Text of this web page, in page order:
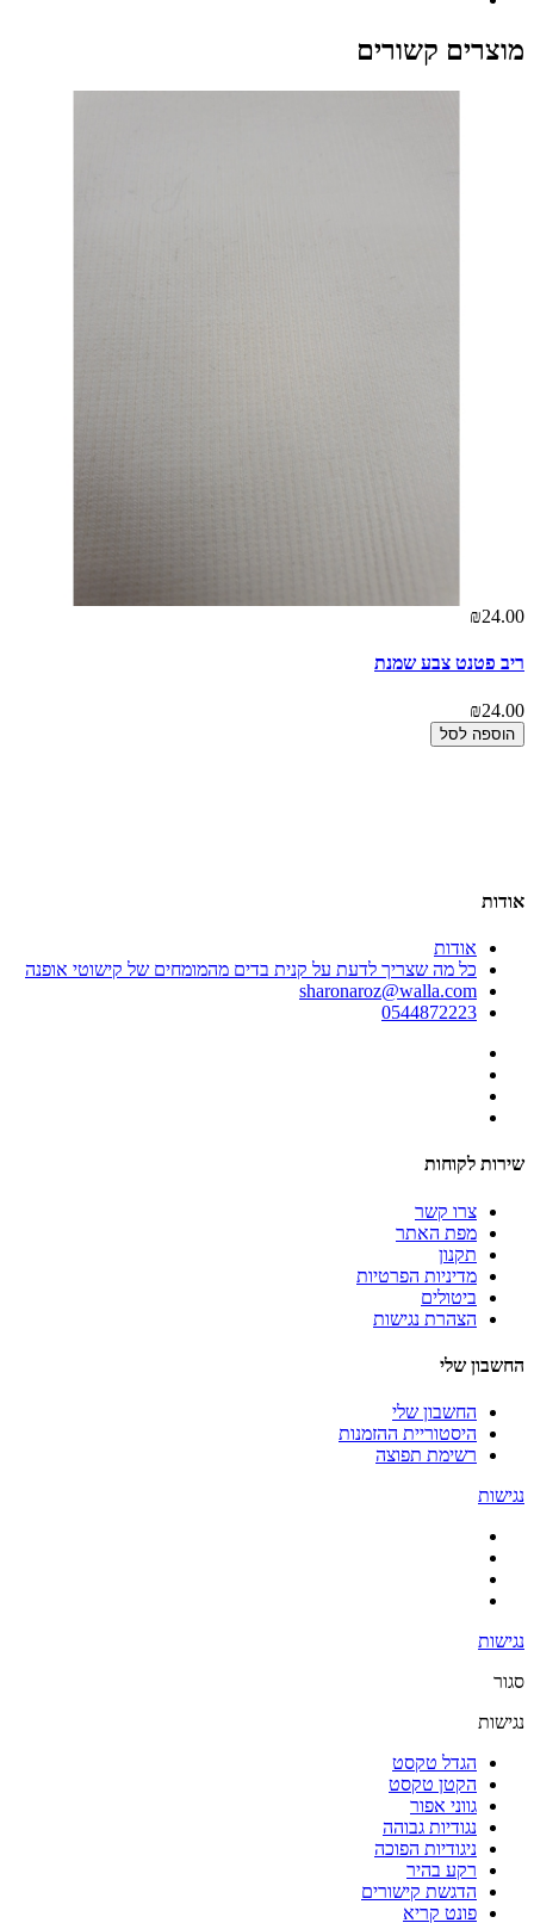
מוצרים קשורים
₪24.00
ריב פטנט צבע שמנת
₪24.00
הוספה לסל
אודות
אודות
כל מה שצריך לדעת על קנית בדים מהמומחים של קישוטי אופנה
sharonaroz@walla.com
0544872223
שירות לקוחות
צרו קשר
מפת האתר
תקנון
מדיניות הפרטיות
ביטולים
הצהרת נגישות
החשבון שלי
החשבון שלי
היסטוריית ההזמנות
רשימת תפוצה
נגישות
נגישות
סגור
נגישות
הגדל טקסט
הקטן טקסט
גווני אפור
נגודיות גבוהה
ניגודיות הפוכה
רקע בהיר
הדגשת קישורים
פונט קריא